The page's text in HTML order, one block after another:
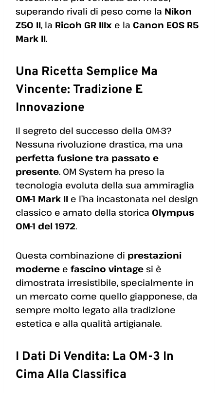
superando rivali di peso come la Nikon
Z50 II, la Ricoh GR IIIx e la Canon EOS R5
Mark II.
Una Ricetta Semplice Ma
Vincente: Tradizione E
Innovazione
Il segreto del successo della OM-3?
Nessuna rivoluzione drastica, ma una
perfetta fusione tra passato e
presente. OM System ha preso la
tecnologia evoluta della sua ammiraglia
OM-1 Mark II e l’ha incastonata nel design
classico e amato della storica Olympus
OM-1 del 1972.
Questa combinazione di prestazioni
moderne e fascino vintage si è
dimostrata irresistibile, specialmente in
un mercato come quello giapponese, da
sempre molto legato alla tradizione
estetica e alla qualità artigianale.
I Dati Di Vendita: La OM-3 In
Cima Alla Classifica